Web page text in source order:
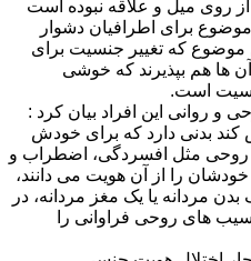
از روی میل و علاقه نبوده است
برای اطرافیان دشوار
موضوع كه تغییر جنسیت برای
ها هم بپذیرند كه خوشی
است.
و روانی این افراد بیان كرد :
بدنی دارد که برای خودش
روحی مثل افسردگی، اضطراب و
را از آن هویت می دانند،
بدن مردانه یا یک مغز مردانه، در
های روحی فراوانی را